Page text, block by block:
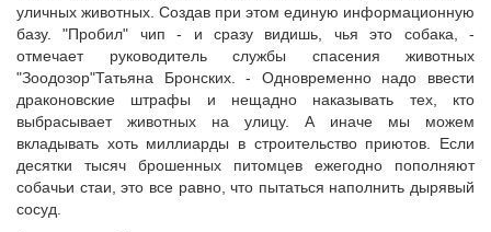
НОВОСТИ
СМИ о нас
МЕТОДИЧЕСКИЙ РАЗДЕЛ
Опыт регионов
Методические материалы
Опыт муниципалитетов
Судебная практика
уличных животных. Создав при этом единую информационную
базу. "Пробил" чип - и сразу видишь, чья это собака, -
отмечает руководитель службы спасения животных
"Зоодозор"Татьяна Бронских. - Одновременно надо ввести
драконовские штрафы и нещадно наказывать тех, кто
выбрасывает животных на улицу. А иначе мы можем
вкладывать хоть миллиарды в строительство приютов. Если
десятки тысяч брошенных питомцев ежегодно пополняют
собачьи стаи, это все равно, что пытаться наполнить дырявый
сосуд.